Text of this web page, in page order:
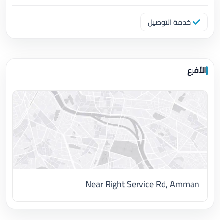
خدمة التوصيل
الأفرع
Near Right Service Rd, Amman